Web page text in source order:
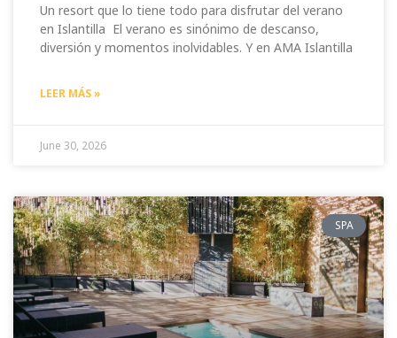
Un resort que lo tiene todo para disfrutar del verano
en Islantilla El verano es sinónimo de descanso,
diversión y momentos inolvidables. Y en AMA Islantilla
LEER MÁS »
June 30, 2026
SPA